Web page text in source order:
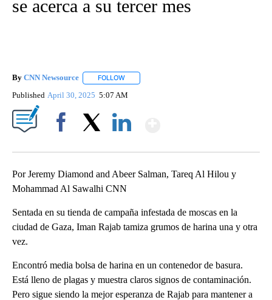
se acerca a su tercer mes
By CNN Newsource FOLLOW
Published April 30, 2025 5:07 AM
Por Jeremy Diamond and Abeer Salman, Tareq Al Hilou y
Mohammad Al Sawalhi CNN
Sentada en su tienda de campaña infestada de moscas en la
ciudad de Gaza, Iman Rajab tamiza grumos de harina una y otra
vez.
Encontró media bolsa de harina en un contenedor de basura.
Está lleno de plagas y muestra claros signos de contaminación.
Pero sigue siendo la mejor esperanza de Rajab para mantener a